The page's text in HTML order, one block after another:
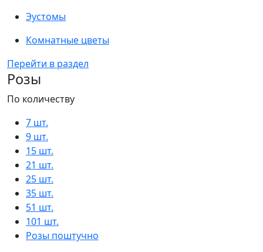
Эустомы
Комнатные цветы
Перейти в раздел
Розы
По количеству
7 шт.
9 шт.
15 шт.
21 шт.
25 шт.
35 шт.
51 шт.
101 шт.
Розы поштучно